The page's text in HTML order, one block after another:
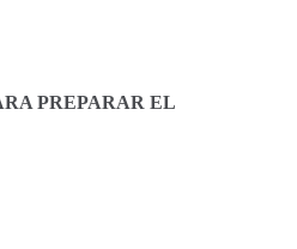
PREPARAR EL